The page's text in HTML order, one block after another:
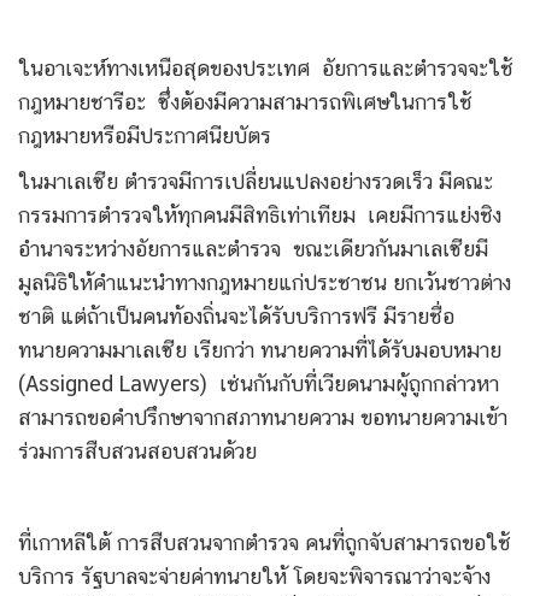
ในอาเจะห์ทางเหนือสุดของประเทศ อัยการและตำรวจจะใช้
กฎหมายชารีอะ ซึ่งต้องมีความสามารถพิเศษในการใช้
กฎหมายหรือมีประกาศนียบัตร
ในมาเลเซีย ตำรวจมีการเปลี่ยนแปลงอย่างรวดเร็ว มีคณะ
กรรมการตำรวจให้ทุกคนมีสิทธิเท่าเทียม เคยมีการแย่งชิง
อำนาจระหว่างอัยการและตำรวจ ขณะเดียวกันมาเลเซียมี
มูลนิธิให้คำแนะนำทางกฎหมายแก่ประชาชน ยกเว้นชาวต่าง
ชาติ แต่ถ้าเป็นคนท้องถิ่นจะได้รับบริการฟรี มีรายชื่อ
ทนายความมาเลเซีย เรียกว่า ทนายความที่ได้รับมอบหมาย
(Assigned Lawyers) เช่นกันกับที่เวียดนามผู้ถูกกล่าวหา
สามารถขอคำปรึกษาจากสภาทนายความ ขอทนายความเข้า
ร่วมการสืบสวนสอบสวนด้วย
ที่เกาหลีใต้ การสืบสวนจากตำรวจ คนที่ถูกจับสามารถขอใช้
บริการ รัฐบาลจะจ่ายค่าทนายให้ โดยจะพิจารณาว่าจะจ้าง